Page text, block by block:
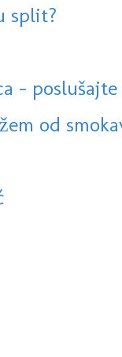
split?
-
od